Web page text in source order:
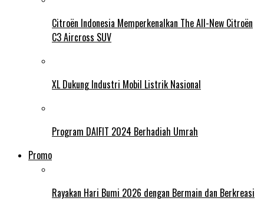
Citroën Indonesia Memperkenalkan The All-New Citroën
C3 Aircross SUV
XL Dukung Industri Mobil Listrik Nasional
Program DAIFIT 2024 Berhadiah Umrah
Promo
Rayakan Hari Bumi 2026 dengan Bermain dan Berkreasi